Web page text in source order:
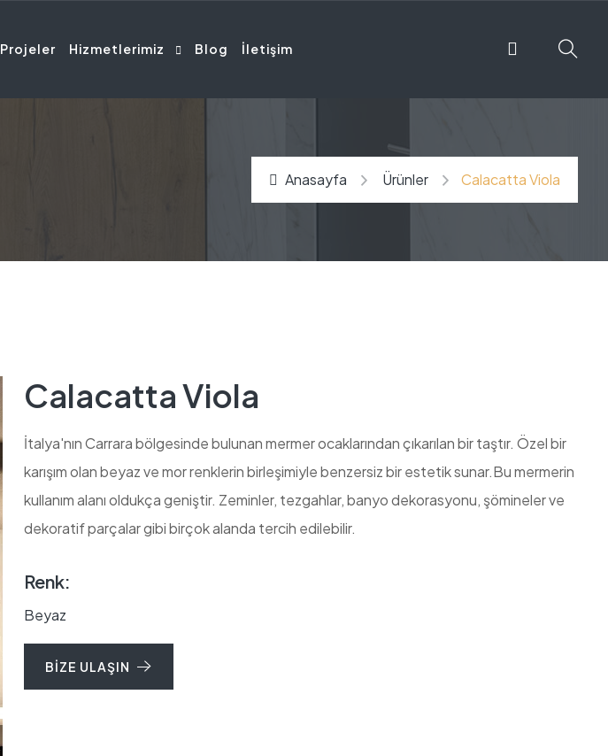
Projeler Hizmetlerimiz Blog İletişim
Anasayfa Ürünler Calacatta Viola
Calacatta Viola
İtalya'nın Carrara bölgesinde bulunan mermer ocaklarından çıkarılan bir taştır. Özel bir
karışım olan beyaz ve mor renklerin birleşimiyle benzersiz bir estetik sunar.Bu mermerin
kullanım alanı oldukça geniştir. Zeminler, tezgahlar, banyo dekorasyonu, şömineler ve
dekoratif parçalar gibi birçok alanda tercih edilebilir.
Renk:
Beyaz
BIZE ULAŞIN